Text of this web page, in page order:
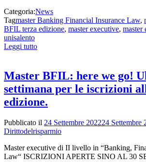
Categoria:News
Tagmaster Banking Financial Insurance Law,
BFIL terza edizione, master executive, master
unisalento
Leggi tutto
Master BFIL: here we go!
settimana per le iscrizioni
edizione.
Pubblicato il 24 Settembre 202224 Settembre
Dirittodelrisparmio
Master executive di II livello in “Banking,
Law“ ISCRIZIONI APERTE SINO AL 30